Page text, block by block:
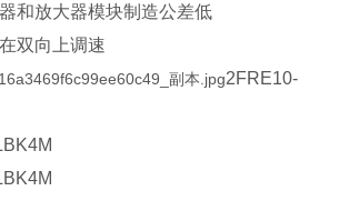
和放大器模块制造公差低
双向上调速
2FRE10-